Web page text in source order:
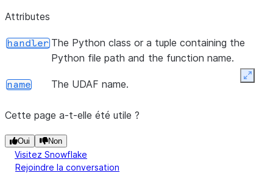
UDAF
zip file,
returns
Attributes
handler The Python class or a tuple containing the
Python file path and the function name.
name The UDAF name.
Cette page a-t-elle été utile ?
Oui Non
Visitez Snowflake
Rejoindre la conversation